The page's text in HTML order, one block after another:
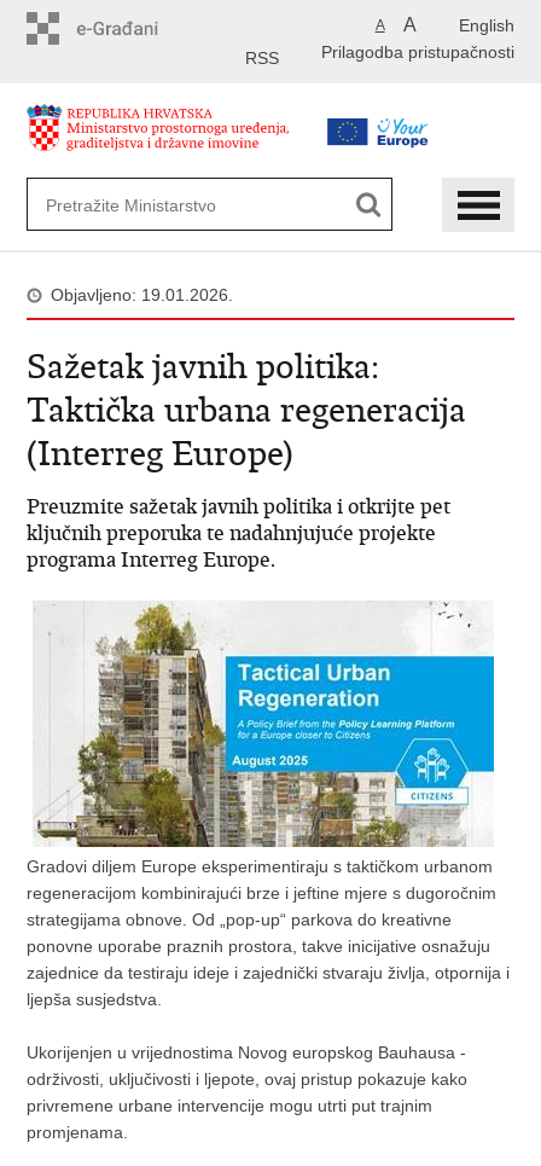
English
A A
Prilagodba pristupačnosti
RSS
Objavljeno: 19.01.2026.
Sažetak javnih politika:
Taktička urbana regeneracija
(Interreg Europe)
Preuzmite sažetak javnih politika i otkrijte pet
ključnih preporuka te nadahnjujuće projekte
programa Interreg Europe.
Gradovi diljem Europe eksperimentiraju s taktičkom urbanom
regeneracijom kombinirajući brze i jeftine mjere s dugoročnim
strategijama obnove. Od „pop-up“ parkova do kreativne
ponovne uporabe praznih prostora, takve inicijative osnažuju
zajednice da testiraju ideje i zajednički stvaraju življa, otpornija i
ljepša susjedstva.
Ukorijenjen u vrijednostima Novog europskog Bauhausa -
održivosti, uključivosti i ljepote, ovaj pristup pokazuje kako
privremene urbane intervencije mogu utrti put trajnim
promjenama.